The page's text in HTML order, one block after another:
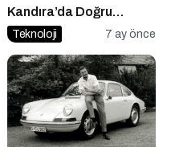
Kandıra’da Doğru
Habere Ulaşmanın Kısa
Teknoloji 7 ay önce